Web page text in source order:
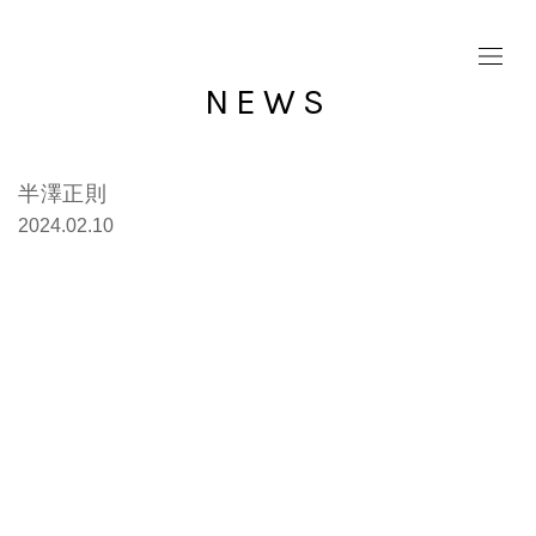
NEWS
半澤正則
2024.02.10